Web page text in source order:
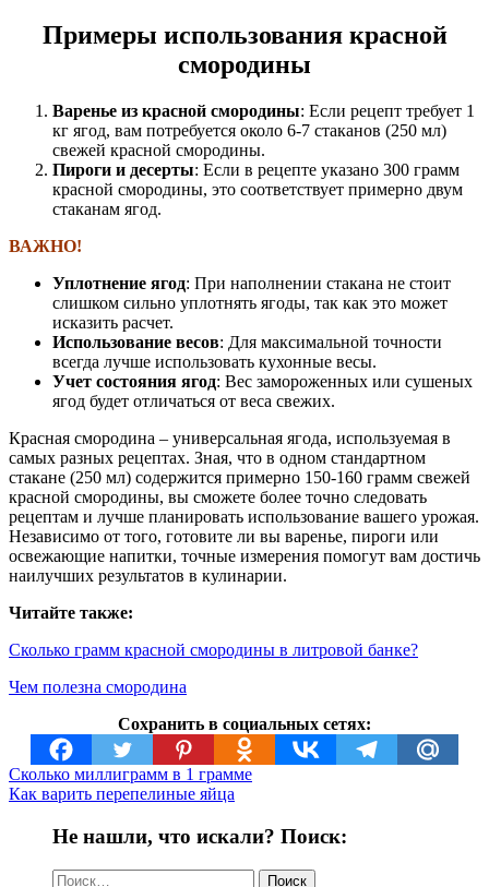
Примеры использования красной
смородины
Варенье из красной смородины: Если рецепт требует 1
кг ягод, вам потребуется около 6-7 стаканов (250 мл)
свежей красной смородины.
Пироги и десерты: Если в рецепте указано 300 грамм
красной смородины, это соответствует примерно двум
стаканам ягод.
ВАЖНО!
Уплотнение ягод: При наполнении стакана не стоит
слишком сильно уплотнять ягоды, так как это может
исказить расчет.
Использование весов: Для максимальной точности
всегда лучше использовать кухонные весы.
Учет состояния ягод: Вес замороженных или сушеных
ягод будет отличаться от веса свежих.
Красная смородина – универсальная ягода, используемая в
самых разных рецептах. Зная, что в одном стандартном
стакане (250 мл) содержится примерно 150-160 грамм свежей
красной смородины, вы сможете более точно следовать
рецептам и лучше планировать использование вашего урожая.
Независимо от того, готовите ли вы варенье, пироги или
освежающие напитки, точные измерения помогут вам достичь
наилучших результатов в кулинарии.
Читайте также:
Сколько грамм красной смородины в литровой банке?
Чем полезна смородина
Сохранить в социальных сетях:
Сколько миллиграмм в 1 грамме
Как варить перепелиные яйца
Не нашли, что искали? Поиск:
Найти: